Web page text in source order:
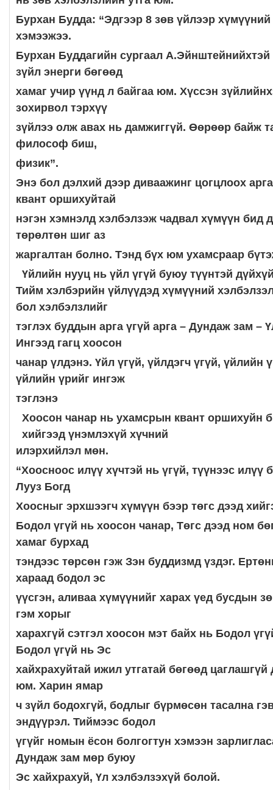
Бурхан Будда: “Эдгээр 8 зөв үйлээр хүмүүний
хэмээжээ.
Бурхан Буддагийн сургаал
зүйл энерги бөгөөд
хамаг учир үүнд л байгаа юм. Хүссэн
зохирвол тэрхүү
зүйлээ олж авах нь дамжиггүй. Өөрөөр байж
философ биш,
физик”.
Энэ бол дэлхий дээр диваажинг цогцлоох
квант оршихуйтай
нэгэн хэмнэлд хэлбэлзэж чадвал хүмүүн бид
төрөлтөн шиг аз
жаргалтан болно. Тэнд бүх юм ухамсраар
Үйлийн нууц нь үйл үгүй буюу түүнтэй
Тийм хэлбэрийн үйлүүдэд хүмүүний
бол хэлбэлзлийг
тэглэх буддын арга үгүй арга – Дундаж зам –
Ингээд гагц хоосон
чанар үлдэнэ. Үйл үгүй, үйлдэгч үгүй, үйлийн
үйлийн үрийг ингэж
тэглэнэ
Хоосон чанар нь ухамсрын квант оршихуйн
хийгээд үнэмлэхүй хүчний
илэрхийлэл мөн.
“Хоосноос илүү хүчтэй нь үгүй, түүнээс илүү
Лууз Богд
Хоосныг эрхшээгч хүмүүн бээр төгс дээд
Бодол үгүй нь хоосон чанар, Төгс дээд ном
хамаг бурхад
тэндээс төрсөн гэж Зэн буддизмд үздэг.
хараад бодол эс
үүсгэн, аливаа хүмүүнийг харах үед бусдын
гэм хорыг
харахгүй сэтгэл хоосон мэт байх нь Бодол
Бодол үгүй нь Эс
хайхрахуйтай ижил утгатай бөгөөд
юм. Харин ямар
ч зүйл бодохгүй, бодлыг бүрмөсөн тасална
эндүүрэл. Тиймээс бодол
үгүйг номын ёсон болгогтун хэмээн
Дундаж зам мөр буюу
Эс хайхрахуй, Үл хэлбэлзэхүй болой.